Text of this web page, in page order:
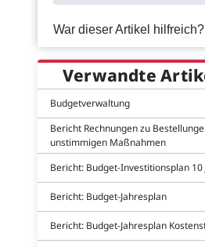
War dieser Artikel hilfreich?
Verwandte
Budgetverwaltung
Bericht Rechnungen zu
unstimmigen Maßnahmen
Bericht: Budget-Investitionsplan 10
Bericht: Budget-Jahresplan
Bericht: Budget-Jahresplan